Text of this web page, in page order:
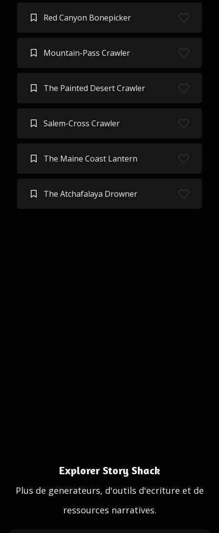
Red Canyon Bonepicker
Mountain-Pass Crawler
The Painted Desert Crawler
Salem-Cross Crawler
The Maine Coast Lantern
The Atchafalaya Drowner
Explorer Story Shack
Plus de generateurs, d'outils d'ecriture et de
ressources narratives.